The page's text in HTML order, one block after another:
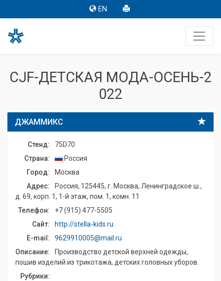
EN
CJF-ДЕТСКАЯ МОДА-ОСЕНЬ-2
022
ДЖАММИКС
Стенд:
75D70
Страна:
Россия
Город:
Москва
Адрес:
Россия, 125445, г. Москва, Ленинградское ш.,
д. 69, корп. 1, 1-й этаж, пом. 1, комн. 11
Телефон:
+7 (915) 477-5505
Сайт:
http://stella-kids.ru
E-mail:
9629910005@mail.ru
Описание:
Производство детской верхней одежды,
пошив изделий из трикотажа, детских головных уборов.
Рубрики: